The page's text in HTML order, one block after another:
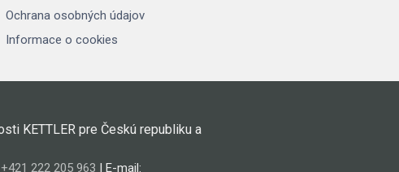
Ochrana osobných údajov
Informace o cookies
KETTLER pre Českú republiku a
+421 222 205 963 | E-mail: